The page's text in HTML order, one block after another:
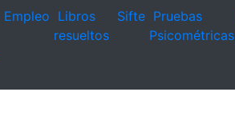
Empleo Libros
resueltos
Sifte Pruebas
Psicométricas